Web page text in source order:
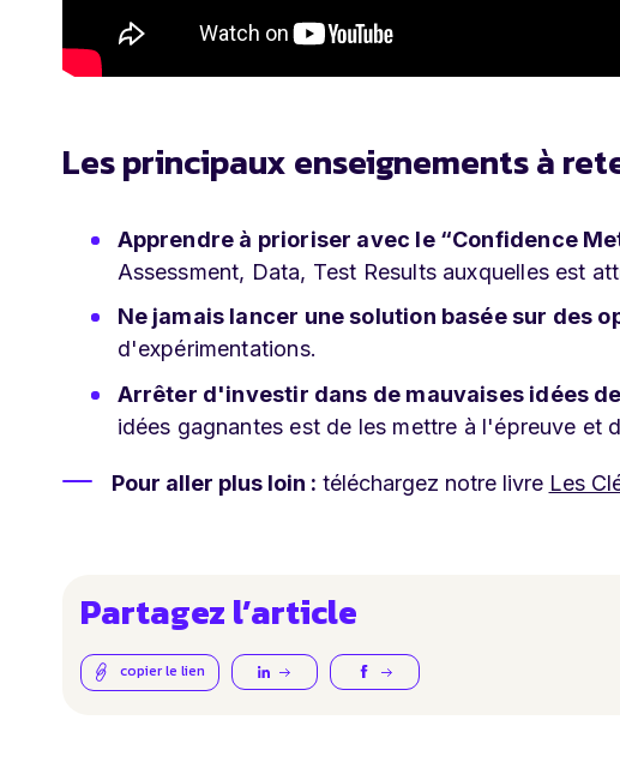
Les principaux enseignements à
Apprendre à prioriser avec le “Confidence
Assessment, Data, Test Results auxquelles est
Ne jamais lancer une solution basée sur des
d'expérimentations.
Arrêter d'investir dans de mauvaises idées
idées gagnantes est de les mettre à l'épreuve et
Pour aller plus loin : téléchargez notre livre Les
Partagez l’article
copier le lien